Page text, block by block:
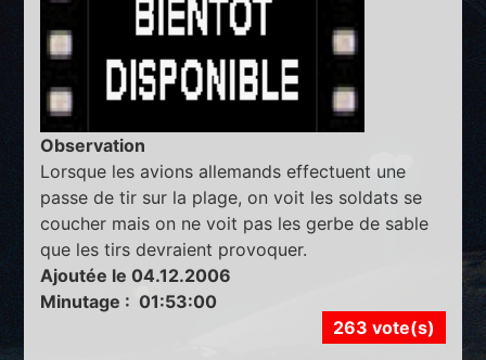
Observation
Lorsque les avions allemands effectuent une
passe de tir sur la plage, on voit les soldats se
coucher mais on ne voit pas les gerbe de sable
que les tirs devraient provoquer.
Ajoutée le 04.12.2006
Minutage : 01:53:00
263 vote(s)